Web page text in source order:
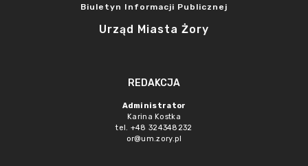
Biuletyn Informacji Publicznej
Urząd Miasta Żory
REDAKCJA
Administrator
Karina Kostka
tel. +48 324348232
or@um.zory.pl